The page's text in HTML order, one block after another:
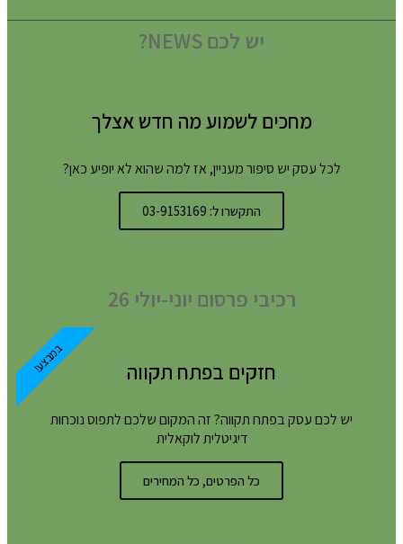
יש לכם NEWS?
מחכים לשמוע מה חדש אצלך
לכל עסק יש סיפור מעניין, אז למה שהוא לא יופיע כאן?
התקשרו ל: 03-9153169
רכיבי פרסום יוני-יולי 26
חזקים בפתח תקווה
יש לכם עסק בפתח תקווה? זה המקום שלכם לתפוס נוכחות
דיגיטלית לוקאלית
כל הפרטים, כל המחירים
במבצע!